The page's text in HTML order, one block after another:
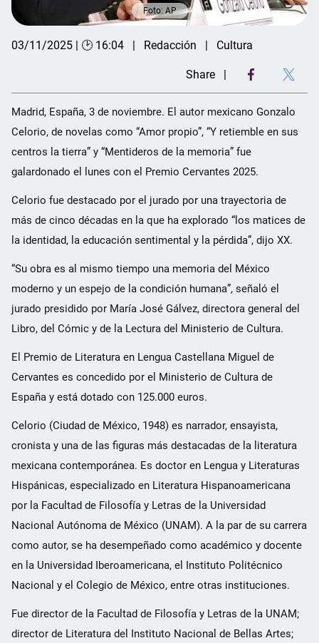
Foto: AP
03/11/2025 | 🕑 16:04 Redacción Cultura
Share
Madrid, España, 3 de noviembre. El autor mexicano Gonzalo
Celorio, de novelas como “Amor propio”, “Y retiemble en sus
centros la tierra” y “Mentideros de la memoria” fue
galardonado el lunes con el Premio Cervantes 2025.
Celorio fue destacado por el jurado por una trayectoria de
más de cinco décadas en la que ha explorado “los matices de
la identidad, la educación sentimental y la pérdida”, dijo XX.
“Su obra es al mismo tiempo una memoria del México
moderno y un espejo de la condición humana”, señaló el
jurado presidido por María José Gálvez, directora general del
Libro, del Cómic y de la Lectura del Ministerio de Cultura.
El Premio de Literatura en Lengua Castellana Miguel de
Cervantes es concedido por el Ministerio de Cultura de
España y está dotado con 125.000 euros.
Celorio (Ciudad de México, 1948) es narrador, ensayista,
cronista y una de las figuras más destacadas de la literatura
mexicana contemporánea. Es doctor en Lengua y Literaturas
Hispánicas, especializado en Literatura Hispanoamericana
por la Facultad de Filosofía y Letras de la Universidad
Nacional Autónoma de México (UNAM). A la par de su carrera
como autor, se ha desempeñado como académico y docente
en la Universidad Iberoamericana, el Instituto Politécnico
Nacional y el Colegio de México, entre otras instituciones.
Fue director de la Facultad de Filosofía y Letras de la UNAM;
director de Literatura del Instituto Nacional de Bellas Artes;